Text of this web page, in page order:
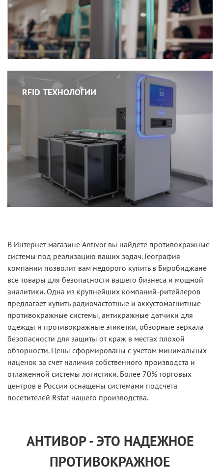
RFID ТЕХНОЛОГИИ
В Интернет магазине Antivor вы найдете противокражные
системы под реализацию ваших задач. География
компании позволит вам недорого купить в Биробиджане
все товары для безопасности вашего бизнеса и мощной
аналитики. Одна из крупнейших компаний-ритейлеров
предлагает купить радиочастотные и аккустомагнитные
противокражные системы, антикражные датчики для
одежды и противокражные этикетки, обзорные зеркала
безопасности для защиты от краж в местах плохой
обзорности. Цены сформированы с учётом минимальных
наценок за счет наличия собственного производста и
отлаженной системы логистики. Более 70% торговых
центров в России оснащены системами подсчета
посетителей Rstat нашего производства.
АНТИВОР - ЭТО НАДЕЖНОЕ
ПРОТИВОКРАЖНОЕ